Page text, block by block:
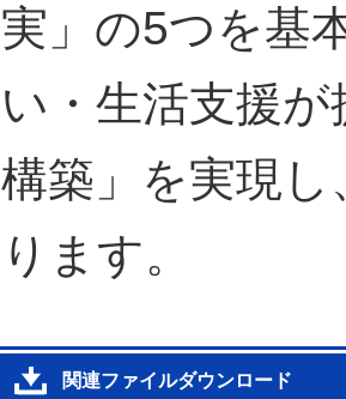
実」の5つを基
い・生活支援
構築」を実現
ります。
関連ファイルダウンロード